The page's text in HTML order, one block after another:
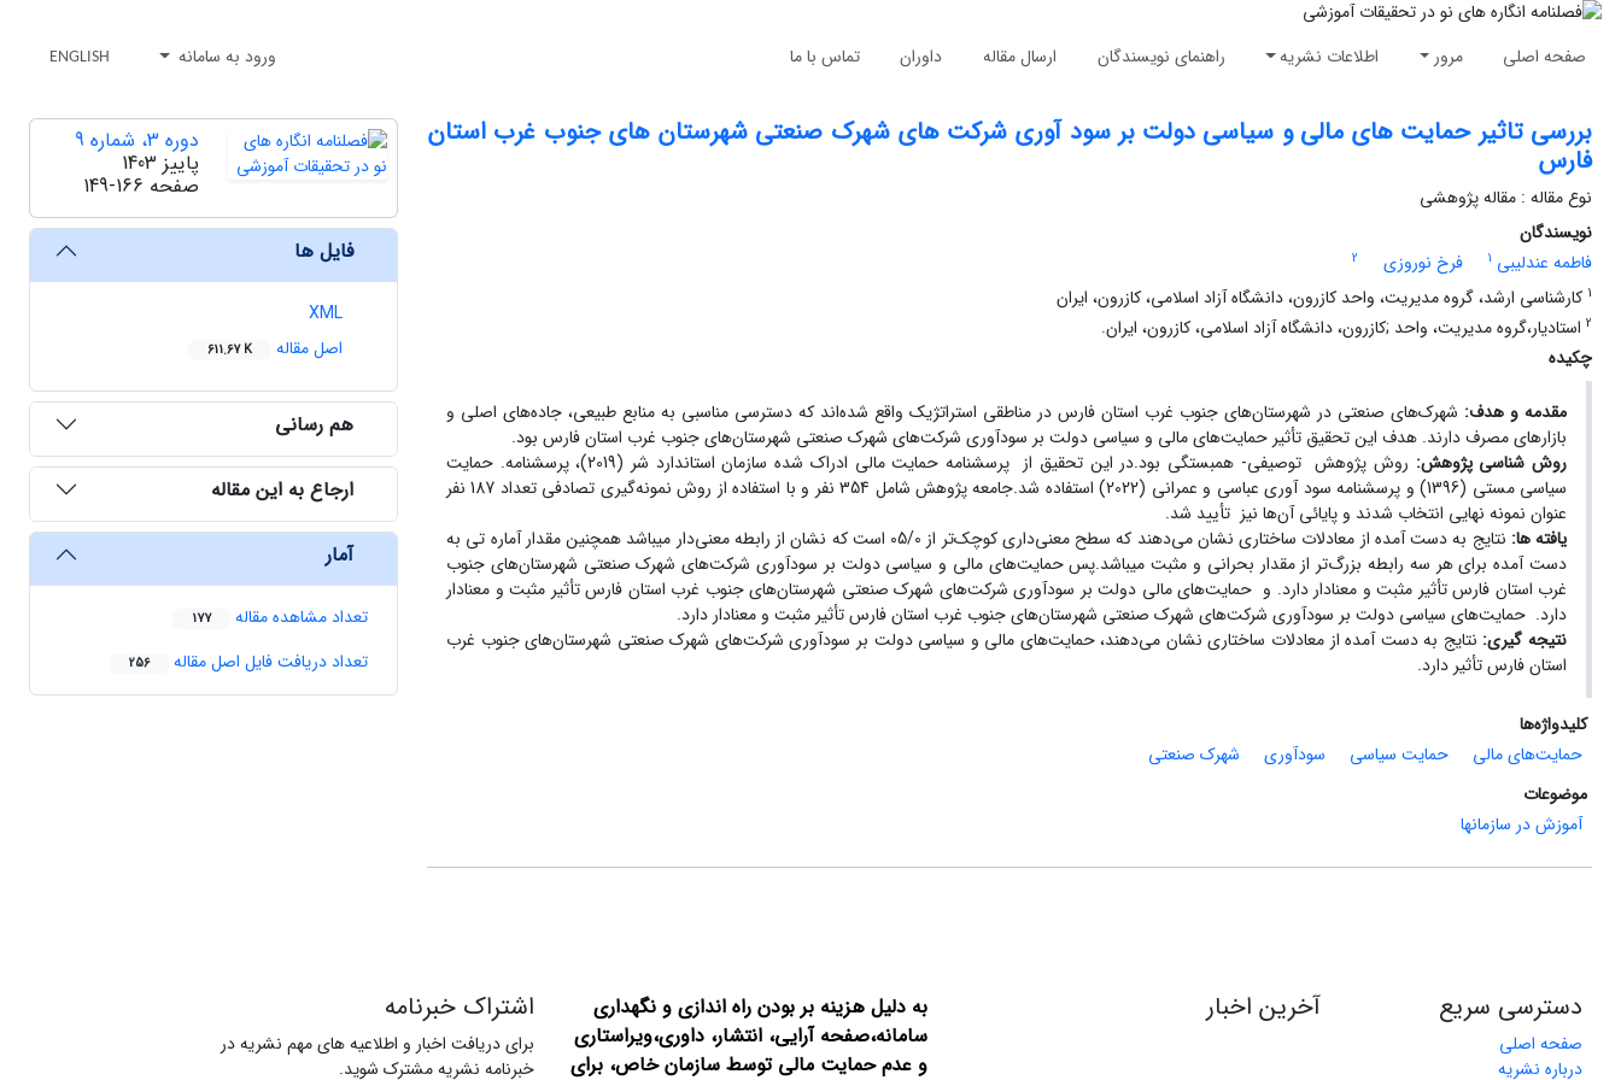
صفحه اصلی مرور اطلاعات نشریه راهنمای نویسندگان ارسال مقاله داوران تماس با ما ورود به سامانه ENGLISH
بررسی تاثیر حمایت های مالی و سیاسی دولت بر سود آوری شرکت های شهرک صنعتی شهرستان های جنوب غرب استان
فارس
نوع مقاله : مقاله پژوهشی
نویسندگان
فاطمه عندلیبی 1 فرخ نوروزی
2
1 کارشناسی ارشد، گروه مدیریت، واحد کازرون، دانشگاه آزاد اسلامی، کازرون، ایران
2 استادیار،گروه مدیریت، واحد ;کازرون، دانشگاه آزاد اسلامی، کازرون، ایران.
چکیده
مقدمه و هدف: شهرک‌های صنعتی در شهرستان‌های جنوب غرب استان فارس در مناطقی استراتژیک واقع شده‌اند که دسترسی مناسبی به منابع طبیعی، جاده‌های اصلی و
بازارهای مصرف دارند. هدف این تحقیق تأثیر حمایت‌های مالی و سیاسی دولت بر سودآوری شرکت‌های شهرک صنعتی شهرستان‌های جنوب غرب استان فارس بود.
روش شناسی پژوهش:
روش پژوهش توصیفی- همبستگی بود.در این تحقیق از پرسشنامه حمایت مالی ادراک شده سازمان استاندارد شر (2019)، پرسشنامه. حمایت
سیاسی مستی (1396) و پرسشنامه سود آوری عباسی و عمرانی (2022) استفاده شد.جامعه پژوهش شامل 354 نفر و با استفاده از روش نمونه‌گیری تصادفی تعداد‌ 187 نفر
عنوان نمونه نهایی انتخاب شدند و پایائی آن‌ها نیز تأیید شد.
یافته ها:
نتایج به دست آمده از معادلات ساختاری نشان می‌دهند که سطح معنی‌داری کوچک‌تر از 05/0 است که نشان از رابطه معنی‌دار می­باشد همچنین مقدار آماره تی به
دست آمده برای هر سه رابطه بزرگ‌تر از مقدار بحرانی و مثبت می­باشد.پس حمایت‌های مالی و سیاسی دولت بر سودآوری شرکت‌های شهرک صنعتی شهرستان‌های جنوب
غرب استان فارس تأثیر مثبت و معنادار دارد. و حمایت‌های مالی دولت بر سودآوری شرکت‌های شهرک صنعتی شهرستان‌های جنوب غرب استان فارس تأثیر مثبت و معنادار
دارد. حمایت‌های سیاسی دولت بر سودآوری شرکت‌های شهرک صنعتی شهرستان‌های جنوب غرب استان فارس تأثیر مثبت و معنادار دارد.
نتیجه گیری: نتایج به دست آمده از معادلات ساختاری نشان می‌دهند، حمایت‌های مالی و سیاسی دولت بر سودآوری شرکت‌های شهرک صنعتی شهرستان‌های جنوب غرب
استان فارس تأثیر دارد.
کلیدواژه‌ها
حمایت‌های مالی
حمایت سیاسی سودآوری
شهرک صنعتی
موضوعات
آموزش در سازمانها
دوره 3، شماره 9
پاییز 1403
صفحه 149-166
فایل ها
XML
اصل مقاله
611.67 K
هم رسانی
ارجاع به این مقاله
آمار
تعداد مشاهده مقاله 177
تعداد دریافت فایل اصل مقاله 256
دسترسی سریع
صفحه اصلی
درباره نشریه
آخرین اخبار
به دلیل هزینه بر بودن راه اندازی و نگهداری
سامانه،صفحه آرایی، انتشار، داوری،ویراستاری
و عدم حمایت مالی توسط سازمان خاص، برای
اشتراک خبرنامه
برای دریافت اخبار و اطلاعیه های مهم نشریه در
خبرنامه نشریه مشترک شوید.